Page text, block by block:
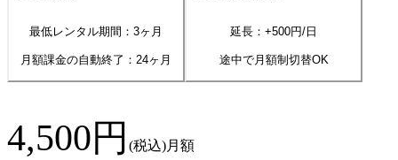
最低レンタル期間：3ヶ月
月額課金の自動終了： 24ヶ月
延長：+500円/日
途中で月額制切替OK
4,500円 (税込)月額